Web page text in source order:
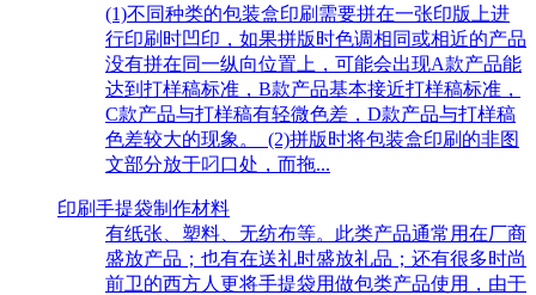
(1)不同种类的包装盒印刷需要拼在一张印版上进
行印刷时凹印，如果拼版时色调相同或相近的产品
没有拼在同一纵向位置上，可能会出现A款产品能
达到打样稿标准，B款产品基本接近打样稿标准，
C款产品与打样稿有轻微色差，D款产品与打样稿
色差较大的现象。 (2)拼版时将包装盒印刷的非图
文部分放于叼口处，而拖...
印刷手提袋制作材料
有纸张、塑料、无纺布等。此类产品通常用在厂商
盛放产品；也有在送礼时盛放礼品；还有很多时尚
前卫的西方人更将手提袋用做包类产品使用，由于